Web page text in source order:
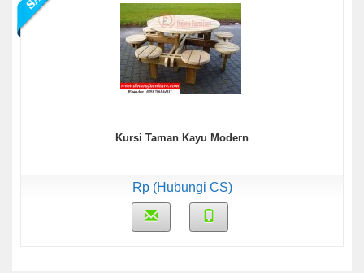
Kursi Taman Kayu Modern
Rp (Hubungi CS)